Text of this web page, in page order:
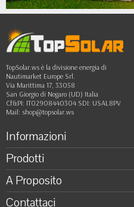
TopSolar.ws è la divisione energia di
Nautimarket Europe Srl.
Via Marittima 17, 33058
San Giorgio di Nogaro (UD) Italia
Cf&PI: IT02908440304 SDI: USAL8PV
Mail: shop@topsolar.ws
Informazioni
Prodotti
A Proposito
Contattaci